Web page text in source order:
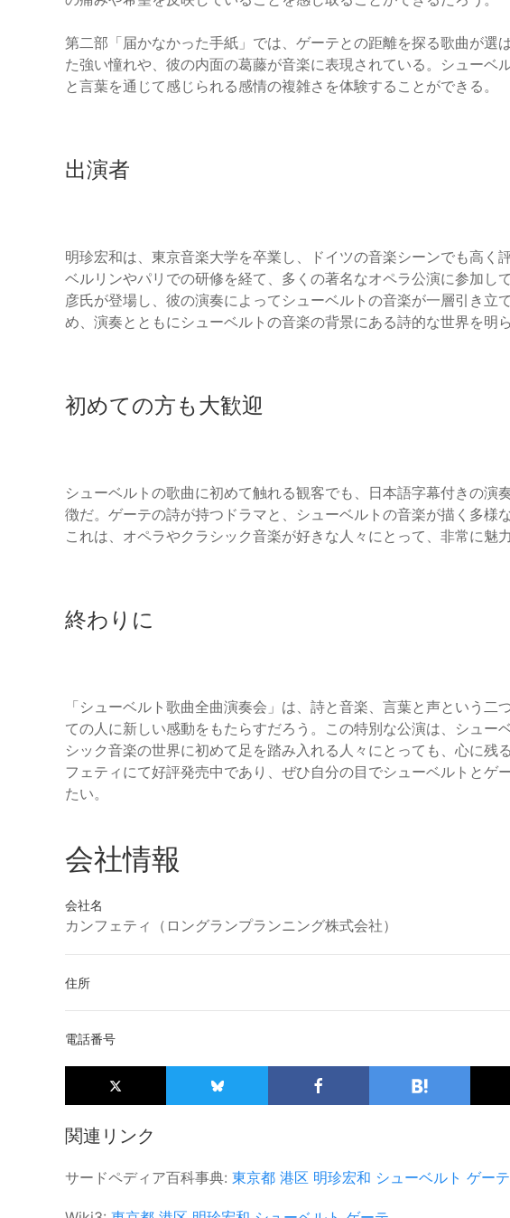
第二部「届かなかった手紙」では、ゲーテとの距離を探る歌曲が選
た強い憧れや、彼の内面の葛藤が音楽に表現されている。シューベ
と言葉を通じて感じられる感情の複雑さを体験することができる。
出演者
明珍宏和は、東京音楽大学を卒業し、ドイツの音楽シーンでも高く
ベルリンやパリでの研修を経て、多くの著名なオペラ公演に参加し
彦氏が登場し、彼の演奏によってシューベルトの音楽が一層引き立
め、演奏とともにシューベルトの音楽の背景にある詩的な世界を明
初めての方も大歓迎
シューベルトの歌曲に初めて触れる観客でも、日本語字幕付きの演
徴だ。ゲーテの詩が持つドラマと、シューベルトの音楽が描く多様
これは、オペラやクラシック音楽が好きな人々にとって、非常に魅
終わりに
「シューベルト歌曲全曲演奏会」は、詩と音楽、言葉と声という
ての人に新しい感動をもたらすだろう。この特別な公演は、シュー
シック音楽の世界に初めて足を踏み入れる人々にとっても、心に残
フェティにて好評発売中であり、ぜひ自分の目でシューベルトとゲ
たい。
会社情報
会社名
カンフェティ（ロングランプランニング株式会社）
住所
電話番号
関連リンク
サードペディア百科事典: 東京都 港区 明珍宏和 シューベルト ゲーテ